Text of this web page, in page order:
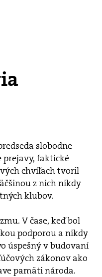
slobodne
faktické
chvíľach tvoril
z nich nikdy
klubov.
V čase, keď bol
podporou a nikdy
úspešný v budovaní
zákonov ako
pamäti národa.